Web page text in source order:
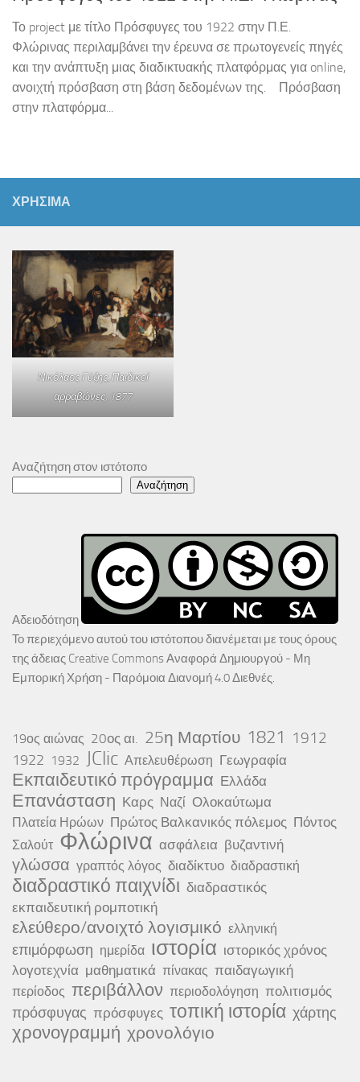
Το project με τίτλο Πρόσφυγες του 1922 στην Π.Ε.
Φλώρινας περιλαμβάνει την έρευνα σε πρωτογενείς πηγές
και την ανάπτυξη μιας διαδικτυακής πλατφόρμας για online,
ανοιχτή πρόσβαση στη βάση δεδομένων της. Πρόσβαση
στην πλατφόρμα...
ΧΡΗΣΙΜΑ
Νικόλαος Γύζης,Παιδικοί
αρραβώνες, 1877
Αναζήτηση στον ιστότοπο
Αναζήτηση
Αδειοδότηση
Το περιεχόμενο αυτού του ιστότοπου διανέμεται με τους όρους
της άδειας Creative Commons Αναφορά Δημιουργού - Μη
Εμπορική Χρήση - Παρόμοια Διανομή 4.0 Διεθνές.
19ος αιώνας 20ος αι. 25η Μαρτίου 1821 1912
1922 1932 JClic Απελευθέρωση Γεωγραφία
Εκπαιδευτικό πρόγραμμα Ελλάδα
Επανάσταση Καρς Ναζί Ολοκαύτωμα
Πλατεία Ηρώων Πρώτος Βαλκανικός πόλεμος Πόντος
Σαλούτ Φλώρινα ασφάλεια βυζαντινή
γλώσσα γραπτός λόγος διαδίκτυο διαδραστική
διαδραστικό παιχνίδι διαδραστικός
εκπαιδευτική ρομποτική
ελεύθερο/ανοιχτό λογισμικό ελληνική
επιμόρφωση ημερίδα ιστορία ιστορικός χρόνος
λογοτεχνία μαθηματικά πίνακας παιδαγωγική
περίοδος περιβάλλον περιοδολόγηση πολιτισμός
πρόσφυγας πρόσφυγες τοπική ιστορία χάρτης
χρονογραμμή χρονολόγιο